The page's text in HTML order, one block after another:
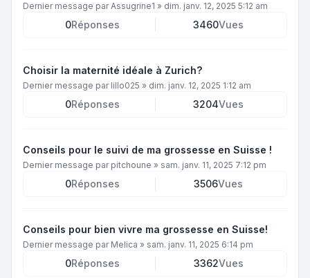
Dernier message parAssugrine1 » dim. janv. 12, 2025 5:12 am
0Réponses 3460Vues
Choisir la maternité idéale à Zurich?
Dernier message par lillo025 » dim. janv. 12, 2025 1:12 am
0Réponses 3204Vues
Conseils pour le suivi de ma grossesse en Suisse !
Dernier message par pitchoune » sam. janv. 11, 2025 7:12 pm
0Réponses 3506Vues
Conseils pour bien vivre ma grossesse en Suisse!
Dernier message par Melica » sam. janv. 11, 2025 6:14 pm
0Réponses 3362Vues